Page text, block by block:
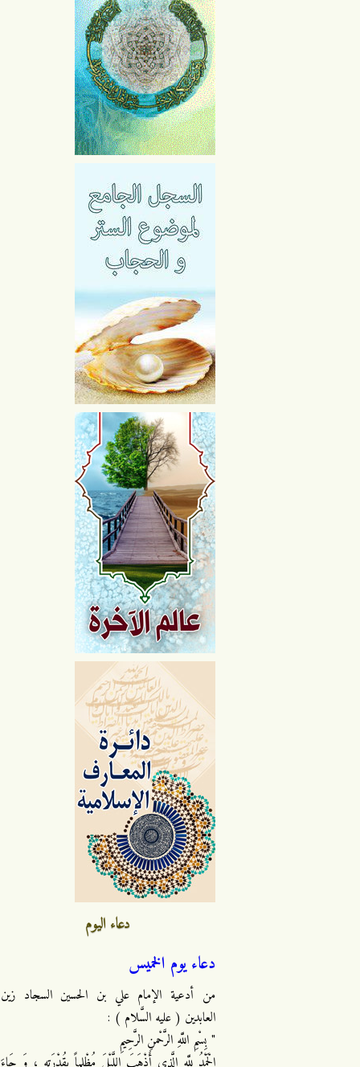
دعاء اليوم
دعاء يوم الخميس
من أدعية الإمام علي بن الحسين السجاد زين
العابدين ( عليه السَّلام ) :
" بِسْمِ اللَّهِ الرَّحْمنِ الرَّحِيمِ